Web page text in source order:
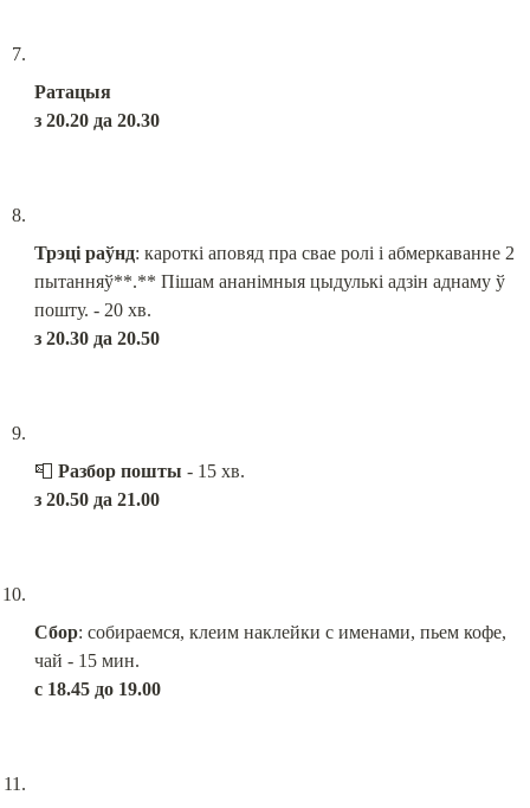
Ратацыя
з 20.20 да 20.30
Трэцi раўнд: кароткі аповяд пра свае ролі і абмеркаванне 2
пытанняў**.** Пішам ананімныя цыдулькі адзін аднаму ў
з 20.30 да 20.50
📮 Разбор пошты
з 20.50 да 21.00
Сбор: собираемся, клеим наклейки с именами, пьем кофе,
с 18.45 до 19.00